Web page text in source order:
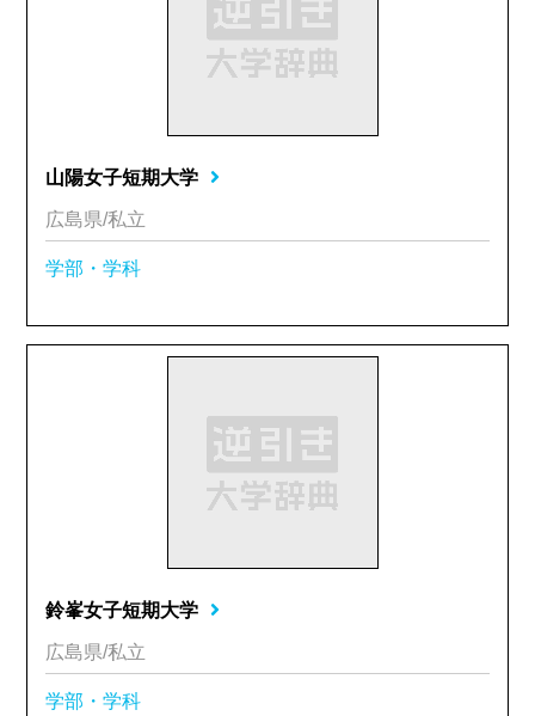
山陽女子短期大学
広島県/私立
学部・学科
鈴峯女子短期大学
広島県/私立
学部・学科